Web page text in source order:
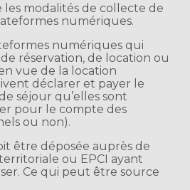
les modalités de collecte de
numériques.
numériques qui
réservation, de location ou
vue de la location
déclarer et payer le
séjour qu’elles sont
pour le compte des
ou non).
être déposée auprès de
ou EPCI ayant
Ce qui peut être source